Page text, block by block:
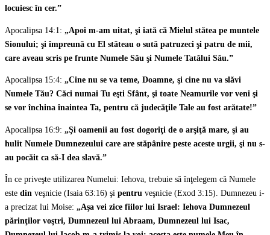
locuiesc în cer.”
Apocalipsa 14:1: „Apoi m-am uitat, şi iată că Mielul stătea pe muntele
Sionului; şi împreună cu El stăteau o sută patruzeci şi patru de mii,
care aveau scris pe frunte Numele Său şi Numele Tatălui Său.”
Apocalipsa 15:4: „Cine nu se va teme, Doamne, şi cine nu va slăvi
Numele Tău? Căci numai Tu eşti Sfânt, şi toate Neamurile vor veni şi
se vor închina înaintea Ta, pentru că judecăţile Tale au fost arătate!”
Apocalipsa 16:9: „Şi oamenii au fost dogoriţi de o arşiţă mare, şi au
hulit Numele Dumnezeului care are stăpânire peste aceste urgii, şi nu s-
au pocăit ca să-I dea slavă.”
În ce priveşte utilizarea Numelui: Iehova, trebuie să înţelegem că Numele
este din veşnicie (Isaia 63:16) şi pentru veşnicie (Exod 3:15). Dumnezeu i-
a precizat lui Moise: „Aşa vei zice fiilor lui Israel: Iehova Dumnezeul
părinţilor voştri, Dumnezeul lui Abraam, Dumnezeul lui Isac,